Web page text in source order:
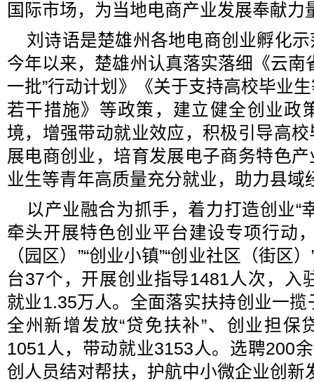
国际市场，为当地电商产业发展奉献力
刘诗语是楚雄州各地电商创业孵化
今年以来，楚雄州认真落实落细《云南
一批”行动计划》《关于支持高校毕业
若干措施》等政策，建立健全创业政
境，增强带动就业效应，积极引导高
展电商创业，培育发展电子商务特色
业生等青年高质量充分就业，助力县域
以产业融合为抓手，着力打造创业“
牵头开展特色创业平台建设专项行动
（园区）”“创业小镇”“创业社区（街区
台37个，开展创业指导1481人次，入
就业1.35万人。全面落实扶持创业一
全州新增发放“贷免扶补”、创业担保
1051人，带动就业3153人。选聘200
创人员结对帮扶，护航中小微企业创新